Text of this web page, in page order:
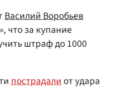
Василий Воробьев
что за купание
штраф до 1000
пострадалиот удара